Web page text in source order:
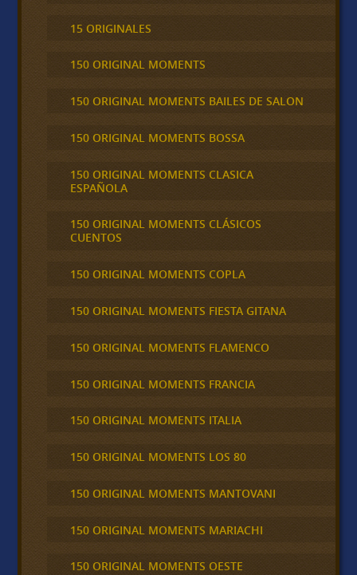
15 ORIGINALES
150 ORIGINAL MOMENTS
150 ORIGINAL MOMENTS BAILES DE SALON
150 ORIGINAL MOMENTS BOSSA
150 ORIGINAL MOMENTS CLASICA
ESPAÑOLA
150 ORIGINAL MOMENTS CLÁSICOS
CUENTOS
150 ORIGINAL MOMENTS COPLA
150 ORIGINAL MOMENTS FIESTA GITANA
150 ORIGINAL MOMENTS FLAMENCO
150 ORIGINAL MOMENTS FRANCIA
150 ORIGINAL MOMENTS ITALIA
150 ORIGINAL MOMENTS LOS 80
150 ORIGINAL MOMENTS MANTOVANI
150 ORIGINAL MOMENTS MARIACHI
150 ORIGINAL MOMENTS OESTE